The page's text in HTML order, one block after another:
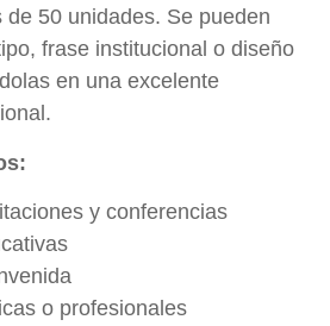
50 unidades. Se pueden
frase institucional o diseño
en una excelente
y conferencias
o profesionales